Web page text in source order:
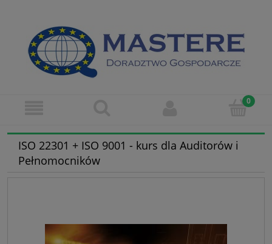
ISO 22301 + ISO 9001 - kurs dla Auditorów i
Pełnomocników